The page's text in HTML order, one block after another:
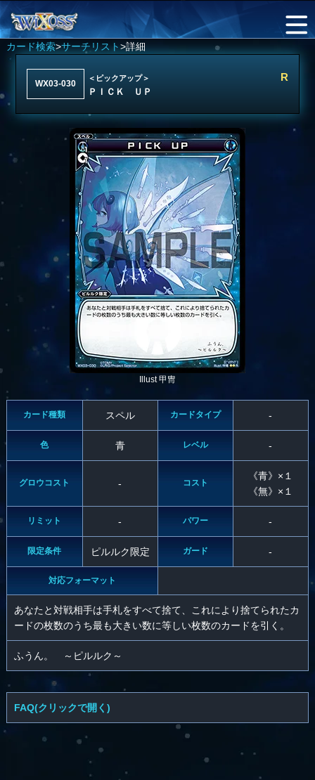
カード検索>サーチリスト>詳細
WX03-030
＜ピックアップ＞
ＰＩＣＫ ＵＰ
R
Illust 甲冑
カード種類 スペル カードタイプ -
色 青 レベル -
グロウコスト - コスト
《青》×１
《無》×１
リミット - パワー -
限定条件 ピルルク限定 ガード -
対応フォーマット
あなたと対戦相手は手札をすべて捨て、これにより捨てられたカ
ードの枚数のうち最も大きい数に等しい枚数のカードを引く。
ふうん。 ～ピルルク～
FAQ(クリックで開く)